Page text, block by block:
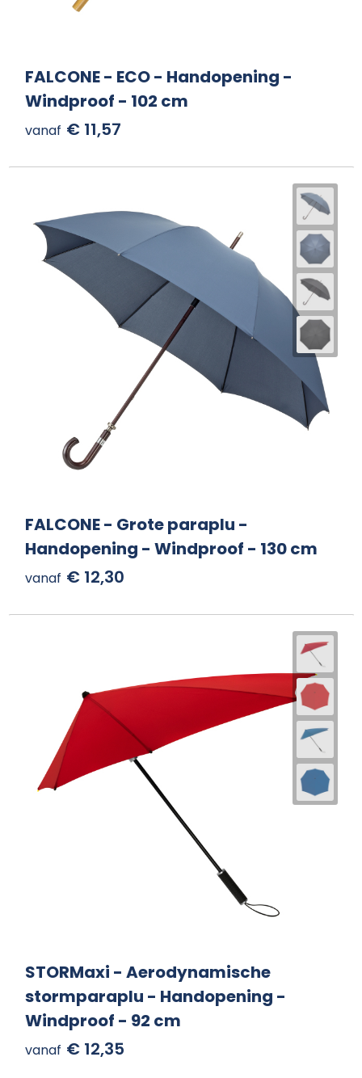
FALCONE - ECO - Handopening -
Windproof - 102 cm
vanaf € 11,57
FALCONE - Grote paraplu -
Handopening - Windproof - 130 cm
vanaf € 12,30
STORMaxi - Aerodynamische
stormparaplu - Handopening -
Windproof - 92 cm
vanaf € 12,35